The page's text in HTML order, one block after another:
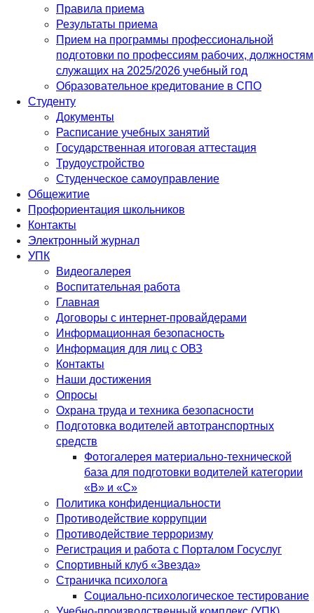
Правила приема
Результаты приема
Прием на программы профессиональной
подготовки по профессиям рабочих, должностям
служащих на 2025/2026 учебный год
Образовательное кредитование в СПО
Студенту
Документы
Расписание учебных занятий
Государственная итоговая аттестация
Трудоустройство
Студенческое самоуправление
Общежитие
Профориентация школьников
Контакты
Электронный журнал
УПК
Видеогалерея
Воспитательная работа
Главная
Договоры с интернет-провайдерами
Информационная безопасность
Информация для лиц с ОВЗ
Контакты
Наши достижения
Опросы
Охрана труда и техника безопасности
Подготовка водителей автотранспортных
средств
Фотогалерея материально-технической
база для подготовки водителей категории
«В» и «С»
Политика конфиденциальности
Противодействие коррупции
Противодействие терроризму
Регистрация и работа с Порталом Госуслуг
Спортивный клуб «Звезда»
Страничка психолога
Социально-психологическое тестирование